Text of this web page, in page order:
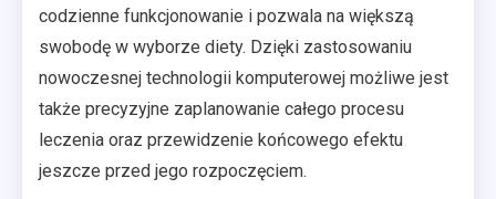
codzienne funkcjonowanie i pozwala na większą
swobodę w wyborze diety. Dzięki zastosowaniu
nowoczesnej technologii komputerowej możliwe jest
także precyzyjne zaplanowanie całego procesu
leczenia oraz przewidzenie końcowego efektu
jeszcze przed jego rozpoczęciem.